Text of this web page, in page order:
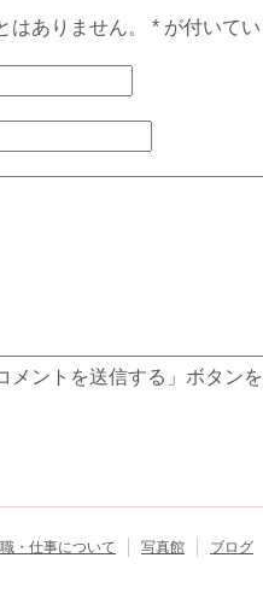
はありません。 * が付いて
メントを送信する」ボタン
・仕事について 写真館 ブログ